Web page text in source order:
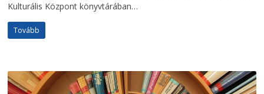
Kulturális Központ könyvtárában…
Tovább